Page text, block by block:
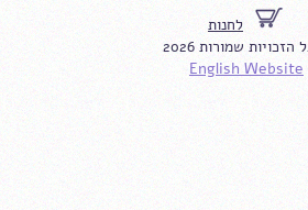
לחנות
שמורות 2026
English Website